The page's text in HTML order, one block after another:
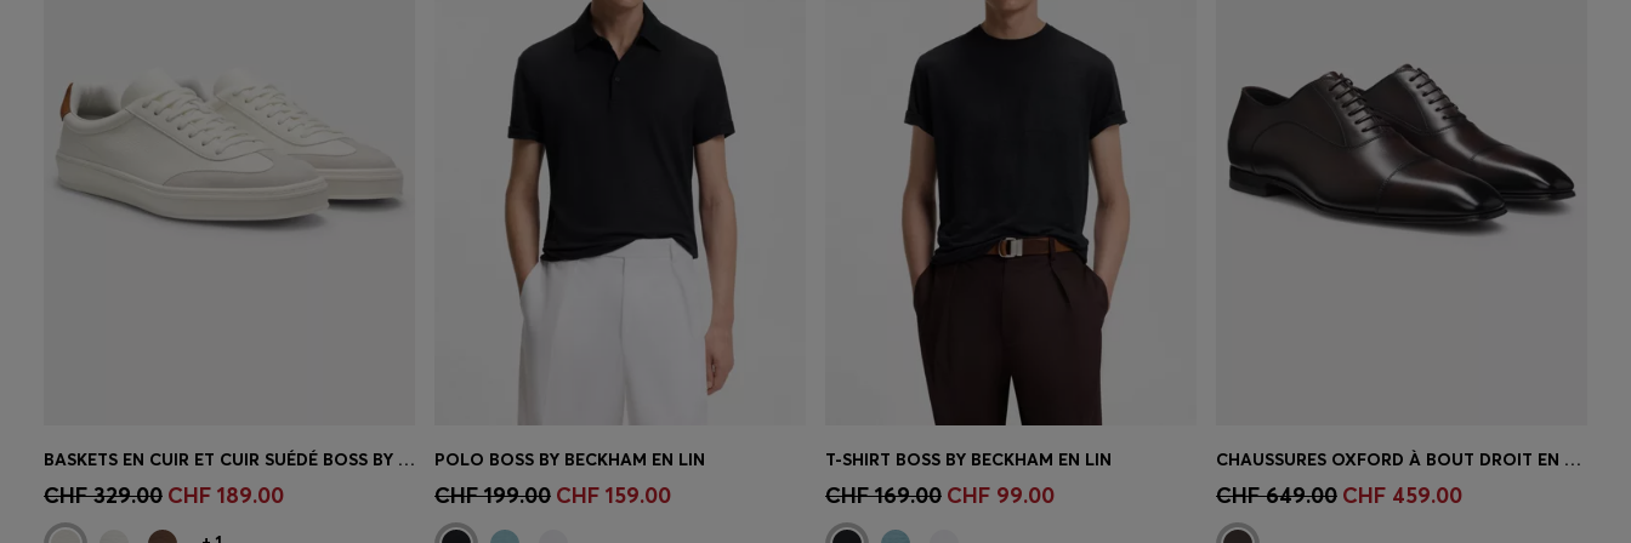
Achat rapide(Sélectionnez votre
taille)
BASKETS EN CUIR ET CUIR SUÉDÉ BOSS BY BECKHAM
CHF 329.00 CHF 189.00 Achat rapide(Sélectionnez votre
taille)
POLO BOSS BY BECKHAM EN LIN
CHF 199.00 CHF 159.00 Achat rapide(Sélectionnez votre
taille)
T-SHIRT BOSS BY BECKHAM EN LIN
CHF 169.00 CHF 99.00 Achat rapide(Sélectionnez votre
taille)
CHAUSSURES OXFORD À BOUT DROIT EN CUIR BOSS BY BECKHAM
CHF 649.00 CHF 459.00